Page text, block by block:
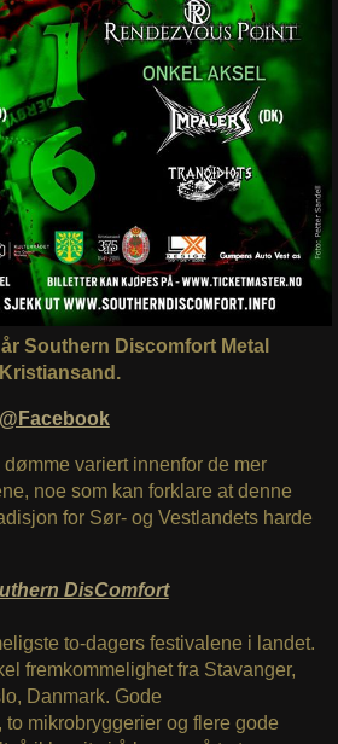
Southern Discomfort Metal
dømme variert innenfor de mer
noe som kan forklare at denne
for Sør- og Vestlandets harde
DisComfort
to-dagers festivalene i landet.
fremkommelighet fra Stavanger,
Danmark. Gode
mikrobryggerier og flere gode